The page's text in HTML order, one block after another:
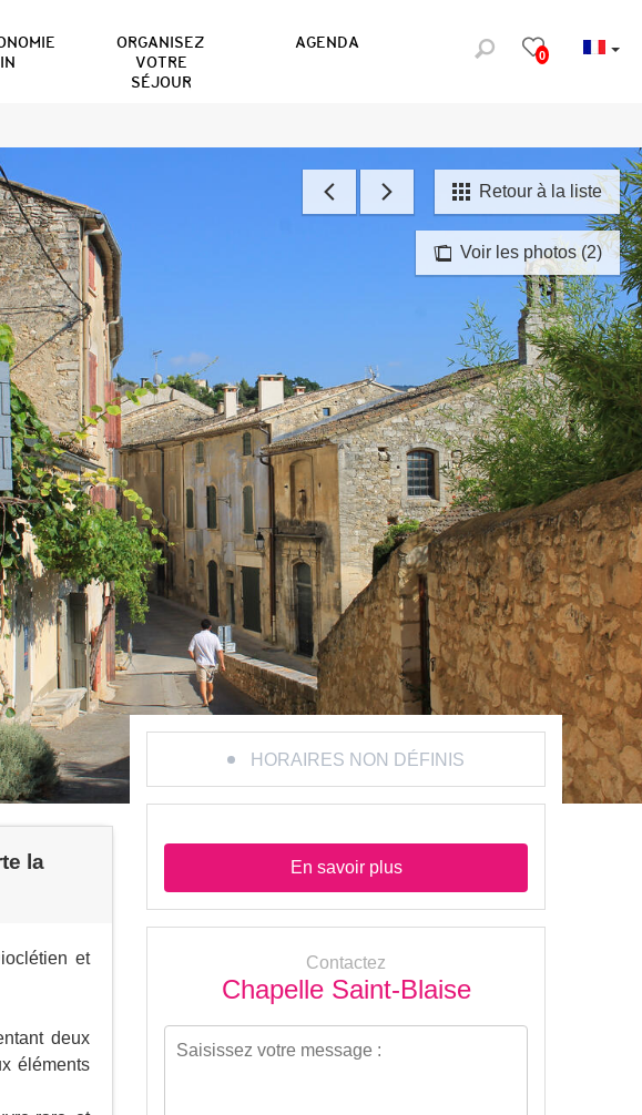
0
ORGANISEZ
VOTRE
SÉJOUR
AGENDA
Voir les photos (2)
Retour à la liste
la
et
deux
éléments
HORAIRES NON DÉFINIS
En savoir plus
Contactez
Chapelle Saint-Blaise